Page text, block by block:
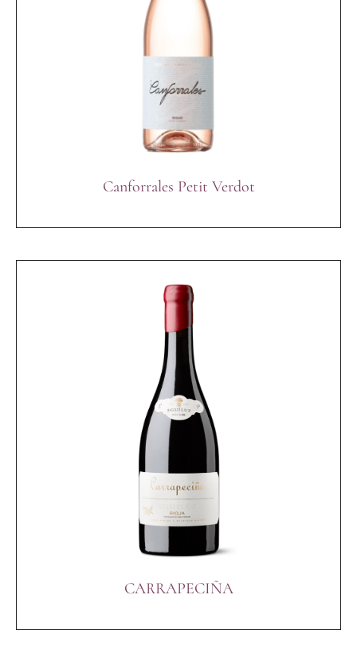
Canforrales Petit Verdot
CARRAPECIÑA